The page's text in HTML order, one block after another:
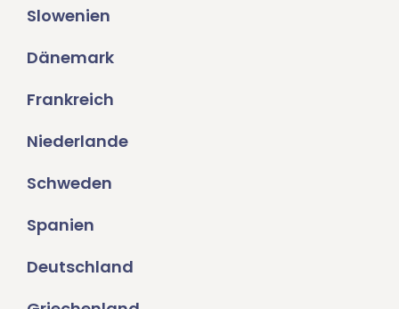
Slowenien
Dänemark
Frankreich
Niederlande
Schweden
Spanien
Deutschland